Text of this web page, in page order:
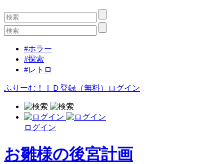
#ホラー
#探索
#レトロ
ふりーむ！ＩＤ登録（無料） ログイン
ログイン
お雛様の後宮計画